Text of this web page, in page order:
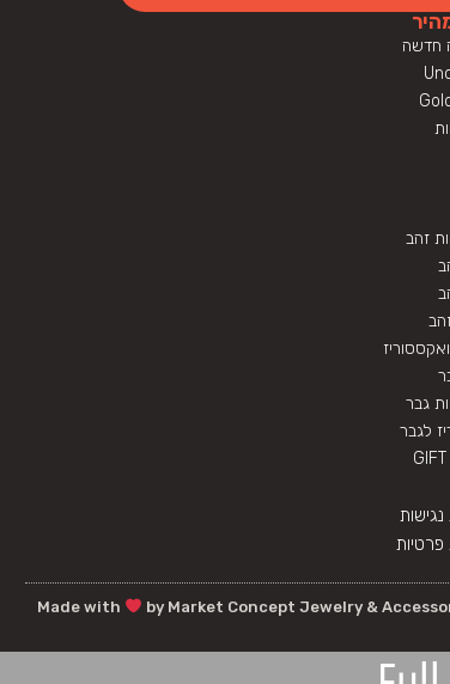
חדשה
זהב
גבר
לגבר
Made with by Market Concept Jewelry &